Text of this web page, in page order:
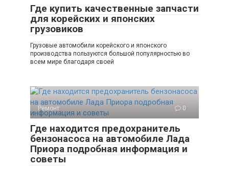
Где купить качественные запчасти
для корейских и японских
грузовиков
Грузовые автомобили корейского и японского
производства пользуются большой популярностью во
всем мире благодаря своей
Ремонт 0
Где находится предохранитель
бензонасоса на автомобиле Лада
Приора подробная информация и
советы